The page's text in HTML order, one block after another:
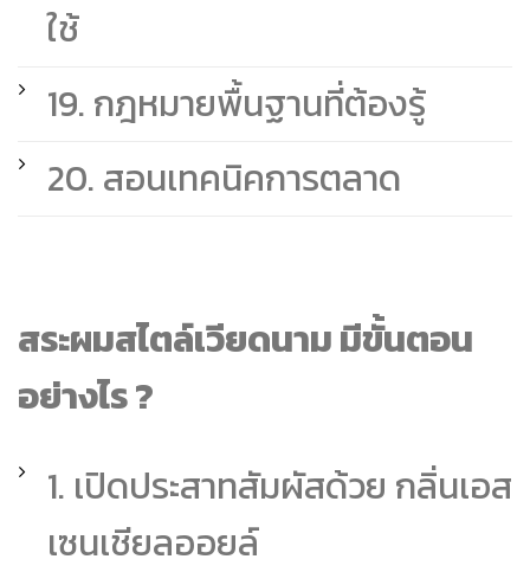
ใช้
19. กฎหมายพื้นฐานที่ต้องรู้
20. สอนเทคนิคการตลาด
สระผมสไตล์เวียดนาม มีขั้นตอน
อย่างไร ?
1. เปิดประสาทสัมผัสด้วย กลิ่นเอส
เซนเชียลออยล์